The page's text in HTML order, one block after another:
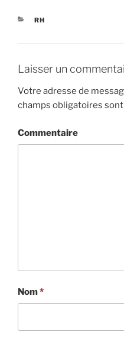
CATÉGORIES
RH
Laisser un
Votre adresse de
champs obligatoires
Commentaire
Nom*